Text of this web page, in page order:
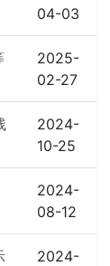
04-03
2025-
02-27
2024-
10-25
2024-
08-12
2024-